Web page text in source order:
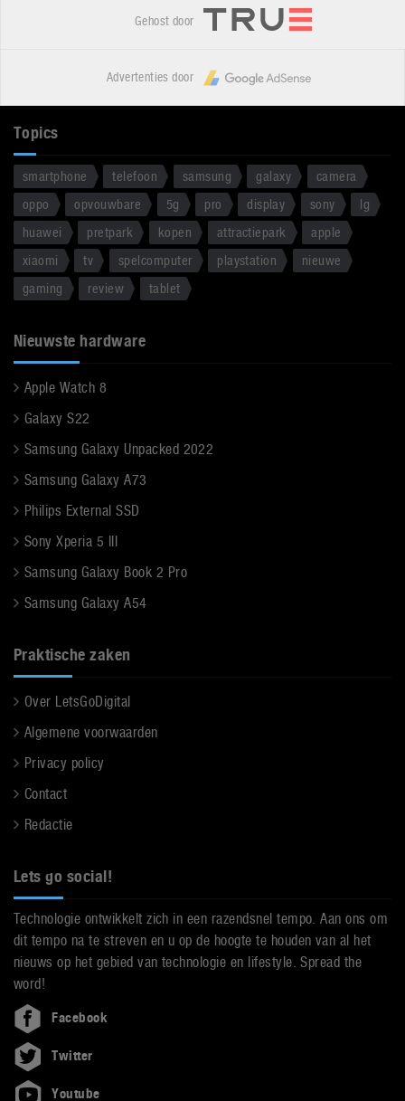
Gehost door
Advertenties door
Topics
smartphone telefoon samsung galaxy
camera
oppo
opvouwbare 5g pro display sony
lg
huawei
pretpark kopen attractiepark
apple
xiaomi
tv spelcomputer playstation
nieuwe
gaming
review tablet
Nieuwste hardware
Apple Watch 8
Galaxy S22
Samsung Galaxy Unpacked 2022
Samsung Galaxy A73
Philips External SSD
Sony Xperia 5 III
Samsung Galaxy Book 2 Pro
Samsung Galaxy A54
Praktische zaken
Over LetsGoDigital
Algemene voorwaarden
Privacy policy
Contact
Redactie
Lets go social!
Technologie ontwikkelt zich in een razendsnel tempo. Aan ons om
dit tempo na te streven en u op de hoogte te houden van al het
nieuws op het gebied van technologie en lifestyle. Spread the
word!
Facebook
Twitter
Youtube